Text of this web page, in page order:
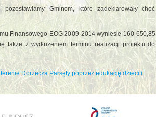
Gminom, które zadeklarowały chęć
Finansowego EOG 2009-2014 wyniesie 160 650,85
także z wydłużeniem terminu realizacji projektu do
Dorzecza Parsęty poprzez edukację dzieci i